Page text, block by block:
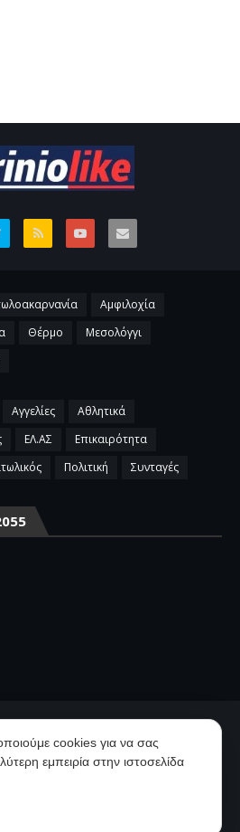
Αμφιλοχία
Θέρμο
Μεσολόγγι
Αγγελίες
Αθλητικά
ΕΛ.ΑΣ
Επικαιρότητα
Πολιτική Συνταγές
απορρήτου
Ταυτότητα
με την σύσταση 2018/334 της Ε.Ε
cookies για να σας
εμπειρία στην ιστοσελίδα